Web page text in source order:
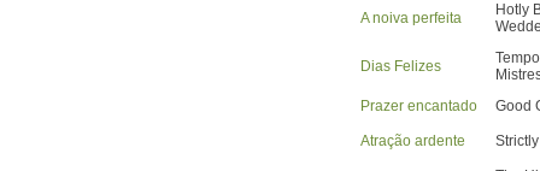
A noiva perfeita
Hotly
Dias Felizes
Prazer encantado
Good
Atração ardente